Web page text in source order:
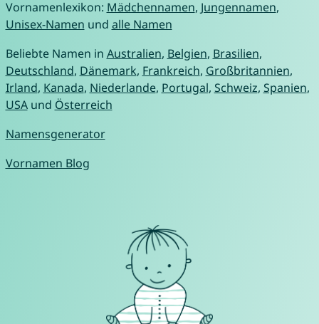
Vornamenlexikon: Mädchennamen, Jungennamen,
Unisex-Namen und alle Namen
Beliebte Namen in Australien, Belgien, Brasilien,
Deutschland, Dänemark, Frankreich, Großbritannien,
Irland, Kanada, Niederlande, Portugal, Schweiz, Spanien,
USAund Österreich
Namensgenerator
Vornamen Blog